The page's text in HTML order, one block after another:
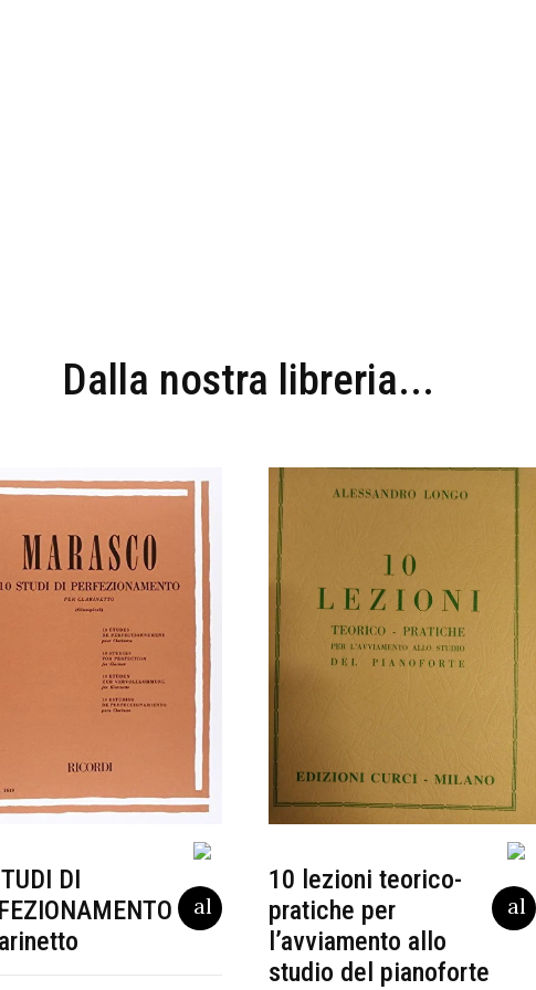
Dalla nostra libreria...
DI
10 lezioni teorico-
pratiche per
l’avviamento allo
studio del pianoforte